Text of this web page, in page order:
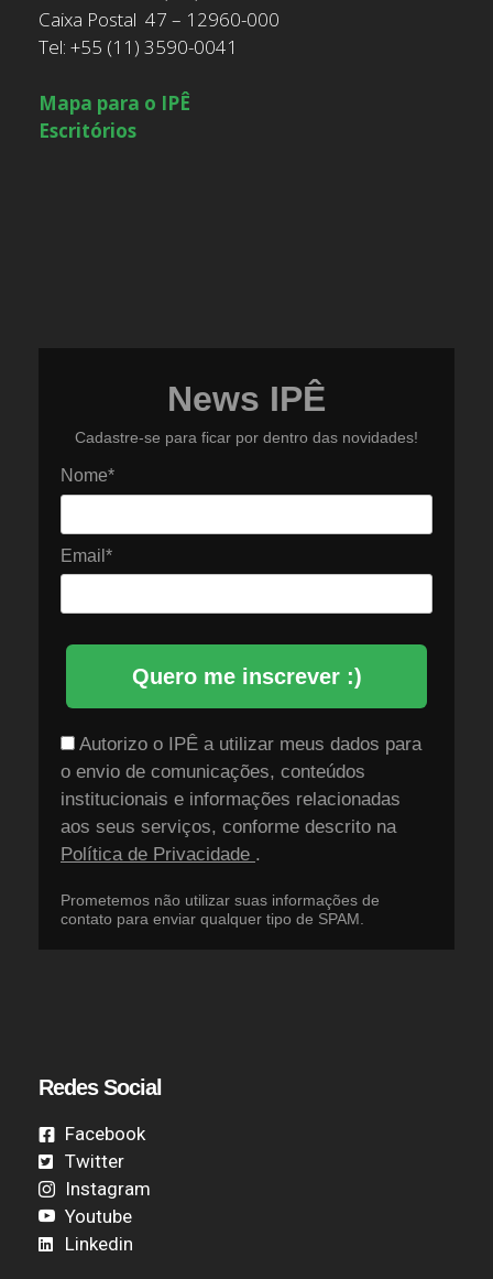
Caixa Postal 47 – 12960-000
Tel: +55 (11) 3590-0041
Mapa para o IPÊ
Escritórios
News IPÊ
Cadastre-se para ficar por dentro das novidades!
Nome*
Email*
Quero me inscrever :)
Autorizo o IPÊ a utilizar meus dados para
o envio de comunicações, conteúdos
institucionais e informações relacionadas
aos seus serviços, conforme descrito na
Política de Privacidade .
Prometemos não utilizar suas informações de
contato para enviar qualquer tipo de SPAM.
Redes Social
Facebook
Twitter
Instagram
Youtube
Linkedin